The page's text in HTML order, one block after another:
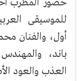
للموسيقى
أول، والفنان
باند،
العذب والعود